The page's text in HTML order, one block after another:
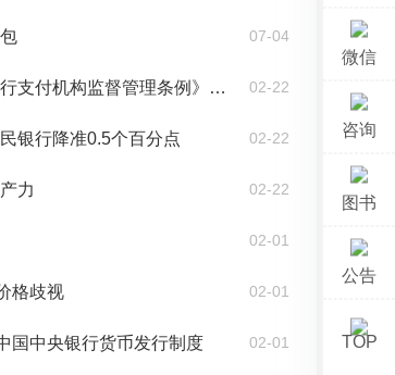
07-04
2024银行春招备考：《非银行支付机构监督管理条例》重点知识 02-22
银行降准0.5个百分点 02-22
力 02-22
02-01
格歧视 02-01
国中央银行货币发行制度 02-01
微信
咨询
图书
公告
TOP